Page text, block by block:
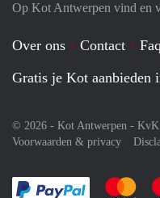
Op Kot Antwerpen vind en
Over ons Contact Faq
Gratis je Kot aanbieden
© 2026 - Kot Antwerpen - KvK
Voorwaarden & privacy
Je rekent Je